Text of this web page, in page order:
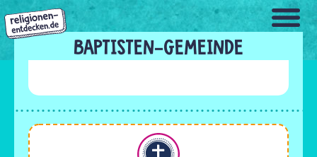
Direkt
zum
Inhalt
BAPTISTEN-GEMEINDE
Christentum